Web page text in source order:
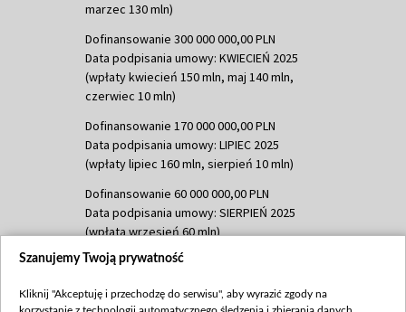
marzec 130 mln)
Dofinansowanie 300 000 000,00 PLN
Data podpisania umowy: KWIECIEŃ 2025
(wpłaty kwiecień 150 mln, maj 140 mln,
czerwiec 10 mln)
Dofinansowanie 170 000 000,00 PLN
Data podpisania umowy: LIPIEC 2025
(wpłaty lipiec 160 mln, sierpień 10 mln)
Dofinansowanie 60 000 000,00 PLN
Data podpisania umowy: SIERPIEŃ 2025
(wpłata wrzesień 60 mln)
Dofinansowanie 635 783 051,21 PLN
(wpłata wrzesień 100 mln, październik 350
Szanujemy Twoją prywatność
Kliknij "Akceptuję i przechodzę do serwisu", aby wyrazić zgody na